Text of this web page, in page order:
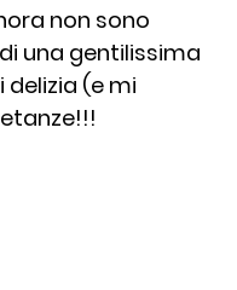
non sono
una gentilissima
(e mi